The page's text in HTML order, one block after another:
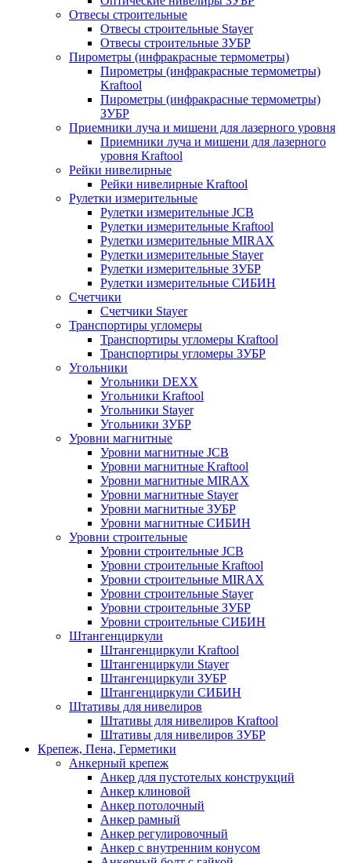
Отвесы строительные
Отвесы строительные Stayer
Отвесы строительные ЗУБР
Пирометры (инфракрасные термометры)
Пирометры (инфракрасные термометры)
Kraftool
Пирометры (инфракрасные термометры)
ЗУБР
Приемники луча и мишени для лазерного уровня
Приемники луча и мишени для лазерного
уровня Kraftool
Рейки нивелирные
Рейки нивелирные Kraftool
Рулетки измерительные
Рулетки измерительные JCB
Рулетки измерительные Kraftool
Рулетки измерительные MIRAX
Рулетки измерительные Stayer
Рулетки измерительные ЗУБР
Рулетки измерительные СИБИН
Счетчики
Счетчики Stayer
Транспортиры угломеры
Транспортиры угломеры Kraftool
Транспортиры угломеры ЗУБР
Угольники
Угольники DEXX
Угольники Kraftool
Угольники Stayer
Угольники ЗУБР
Уровни магнитные
Уровни магнитные JCB
Уровни магнитные Kraftool
Уровни магнитные MIRAX
Уровни магнитные Stayer
Уровни магнитные ЗУБР
Уровни магнитные СИБИН
Уровни строительные
Уровни строительные JCB
Уровни строительные Kraftool
Уровни строительные MIRAX
Уровни строительные Stayer
Уровни строительные ЗУБР
Уровни строительные СИБИН
Штангенциркули
Штангенциркули Kraftool
Штангенциркули Stayer
Штангенциркули ЗУБР
Штангенциркули СИБИН
Штативы для нивелиров
Штативы для нивелиров Kraftool
Штативы для нивелиров ЗУБР
Крепеж, Пена, Герметики
Анкерный крепеж
Анкер для пустотелых конструкций
Анкер клиновой
Анкер потолочный
Анкер рамный
Анкер регулировочный
Анкер с внутренним конусом